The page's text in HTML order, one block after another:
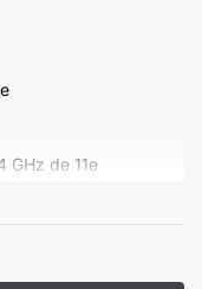
GHz de 11e